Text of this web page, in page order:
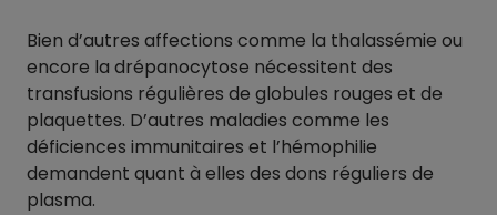
Bien d’autres affections comme la thalassémie ou
encore la drépanocytose nécessitent des
transfusions régulières de globules rouges et de
plaquettes. D’autres maladies comme les
déficiences immunitaires et l’hémophilie
demandent quant à elles des dons réguliers de
plasma.